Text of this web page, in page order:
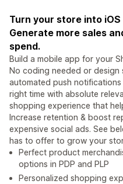
Turn your store into
Generate more sales
spend.
Build a mobile app for your
No coding needed or design
automated push
right time with absolute
shopping experience that
Increase retention & boost
expensive social ads. See
has to offer to grow your
Perfect product
options in PDP and PLP
Personalized shopping